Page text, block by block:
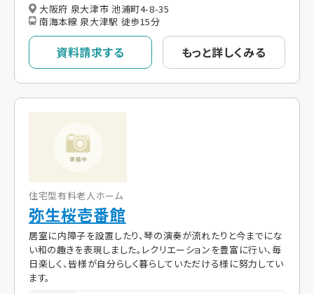
大阪府 泉大津市 池浦町4-8-35
南海本線 泉大津駅 徒歩15分
資料請求する もっと詳しくみる
住宅型有料老人ホーム
弥生桜壱番館
居室に内障子を設置したり、琴の演奏が流れたりと今までにな
い和の趣きを表現しました。レクリエーションを豊富に行い、毎
日楽しく、皆様が自分らしく暮らしていただける様に努力してい
ます。